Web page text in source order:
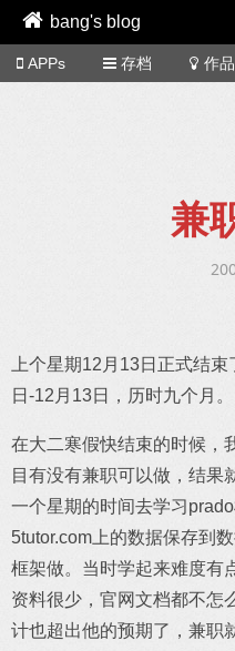
bang's blog
APPs 存档 作品
兼
上个星期12月13日正式结
日-12月13日，历时九个月。
在大二寒假快结束的时候，
目有没有兼职可以做，结果
一个星期的时间去学习
5tutor.com上的数据保存到
框架做。当时学起来难度有
资料很少，官网文档都不怎
计也超出他的预期了，兼职